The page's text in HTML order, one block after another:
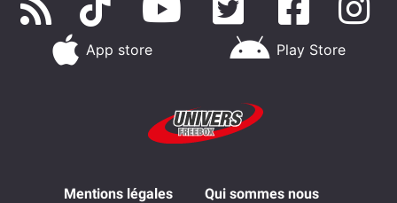
App store Play Store
Mentions légales Qui sommes nous